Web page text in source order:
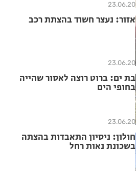
23.06.20
אזור: נעצר חשוד בהצתת רכב
23.06.20
בת ים: ברוט רוצה לאסור שהייה
בחופי הים
23.06.20
חולון: ניסיון התאבדות בהצתה
בשכונת נאות רחל